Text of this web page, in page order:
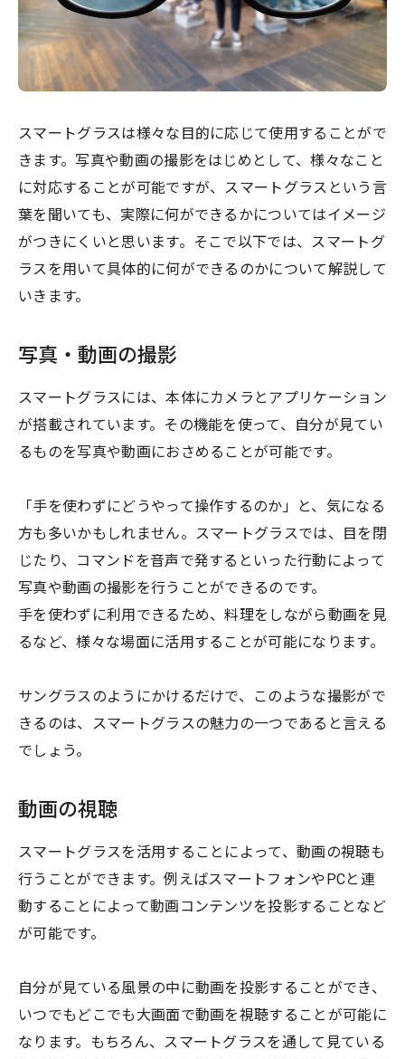
スマートグラスは様々な目的に応じて使用することがで
きます。写真や動画の撮影をはじめとして、様々なこと
に対応することが可能ですが、スマートグラスという言
葉を聞いても、実際に何ができるかについてはイメージ
がつきにくいと思います。そこで以下では、スマートグ
ラスを用いて具体的に何ができるのかについて解説して
いきます。
写真・動画の撮影
スマートグラスには、本体にカメラとアプリケーション
が搭載されています。その機能を使って、自分が見てい
るものを写真や動画におさめることが可能です。
「手を使わずにどうやって操作するのか」と、気になる
方も多いかもしれません。スマートグラスでは、目を閉
じたり、コマンドを音声で発するといった行動によって
写真や動画の撮影を行うことができるのです。
手を使わずに利用できるため、料理をしながら動画を見
るなど、様々な場面に活用することが可能になります。
サングラスのようにかけるだけで、このような撮影がで
きるのは、スマートグラスの魅力の一つであると言える
でしょう。
動画の視聴
スマートグラスを活用することによって、動画の視聴も
行うことができます。例えばスマートフォンやPCと連
動することによって動画コンテンツを投影することなど
が可能です。
自分が見ている風景の中に動画を投影することができ、
いつでもどこでも大画面で動画を視聴することが可能に
なります。もちろん、スマートグラスを通して見ている